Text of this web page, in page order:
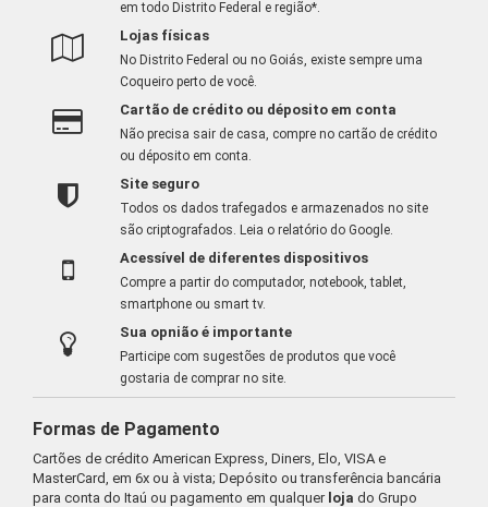
em todo Distrito Federal e região*.
Lojas físicas
No Distrito Federal ou no Goiás, existe sempre uma
Coqueiro perto de você.
Cartão de crédito ou déposito em conta
Não precisa sair de casa, compre no cartão de crédito
ou déposito em conta.
Site seguro
Todos os dados trafegados e armazenados no site
são criptografados. Leia o relatório do Google.
Acessível de diferentes dispositivos
Compre a partir do computador, notebook, tablet,
smartphone ou smart tv.
Sua opnião é importante
Participe com sugestões de produtos que você
gostaria de comprar no site.
Formas de Pagamento
Cartões de crédito American Express, Diners, Elo, VISA e
MasterCard, em 6x ou à vista; Depósito ou transferência bancária
para conta do Itaú ou pagamento em qualquer loja do Grupo